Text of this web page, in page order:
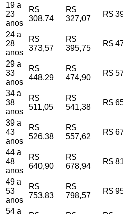
19 a
23
anos
R$
308,74
R$
327,07
R$
24 a
28
anos
R$
373,57
R$
395,75
R$
29 a
33
anos
R$
448,29
R$
474,90
R$
34 a
38
anos
R$
511,05
R$
541,38
R$
39 a
43
anos
R$
526,38
R$
557,62
R$
44 a
48
anos
R$
640,90
R$
678,94
R$
49 a
53
anos
R$
753,83
R$
798,57
R$
54 a